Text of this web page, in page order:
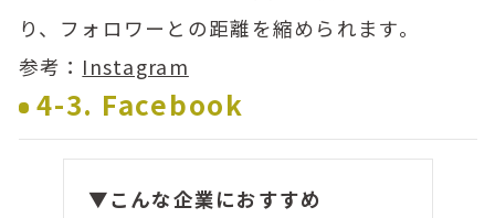
り、フォロワーとの距離を縮められます。
参考： Instagram
4-3. Facebook
▼こんな企業におすすめ